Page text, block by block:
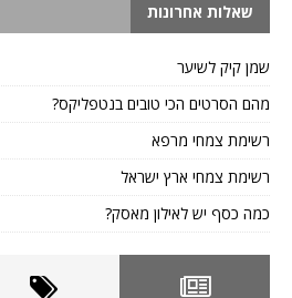
שאלות אחרונות
שמן קיק לשיער
מהם הסרטים הכי טובים בנטפליקס?
רשימת צמחי מרפא
רשימת צמחי ארץ ישראל
כמה כסף יש לאילון מאסק?